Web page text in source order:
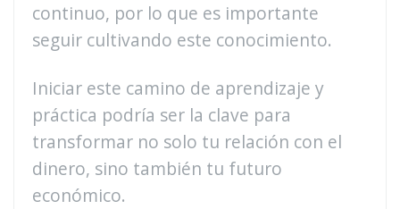
continuo, por lo que es importante
seguir cultivando este conocimiento.
Iniciar este camino de aprendizaje y
práctica podría ser la clave para
transformar no solo tu relación con el
dinero, sino también tu futuro
económico.